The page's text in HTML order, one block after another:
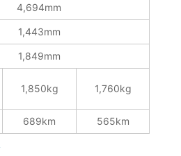
4,694mm
1,443mm
1,849mm
1,850kg 1,760kg
689km 565km